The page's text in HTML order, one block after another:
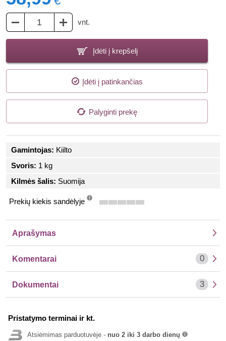
vnt.
Įdėti į krepšelį
Įdėti į patinkančias
Palyginti prekę
Gamintojas: Kiilto
Svoris: 1 kg
Kilmės šalis: Suomija
Prekių kiekis sandėlyje
Aprašymas
Komentarai 0
Dokumentai 3
Pristatymo terminai ir kt.
Atsiėmimas parduotuvėje - nuo 2 iki 3 darbo dienų